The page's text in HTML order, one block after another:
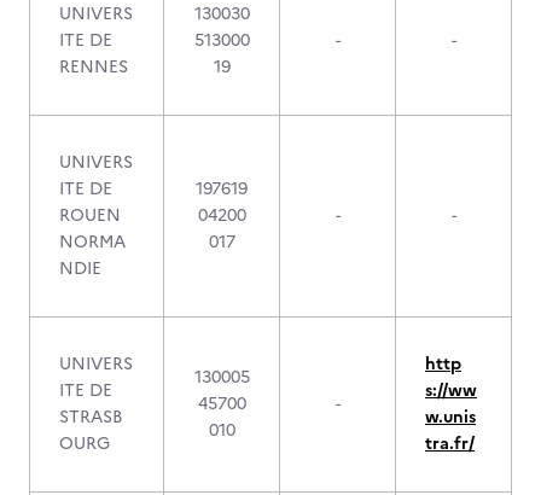
UNIVERS
ITE DE
RENNES
130030
513000
19
- -
UNIVERS
ITE DE
ROUEN
NORMA
NDIE
197619
04200
017
- -
UNIVERS
ITE DE
STRASB
OURG
130005
45700
010
-
http
s://ww
w.unis
tra.fr/